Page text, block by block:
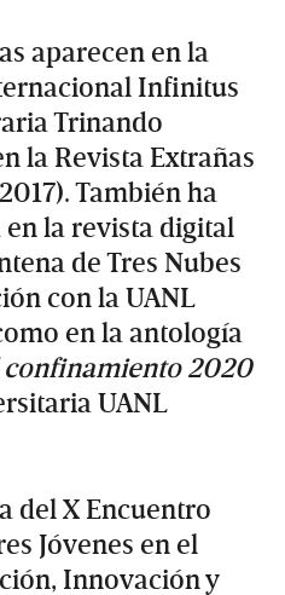
aparecen en la
Infinitus
Trinando
la Revista Extrañas
También ha
la revista digital
de Tres Nubes
con la UANL
en la antología
2020
UANL
del X Encuentro
Jóvenes en el
Innovación y